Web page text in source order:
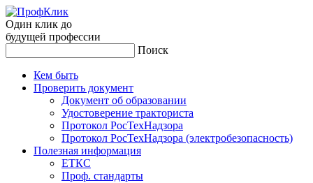
Один клик до
будущей профессии
Поиск
Кем быть
Проверить документ
Документ об образовании
Удостоверение тракториста
Протокол РосТехНадзора
Протокол РосТехНадзора (электробезопасность)
Полезная информация
ЕТКС
Проф. стандарты